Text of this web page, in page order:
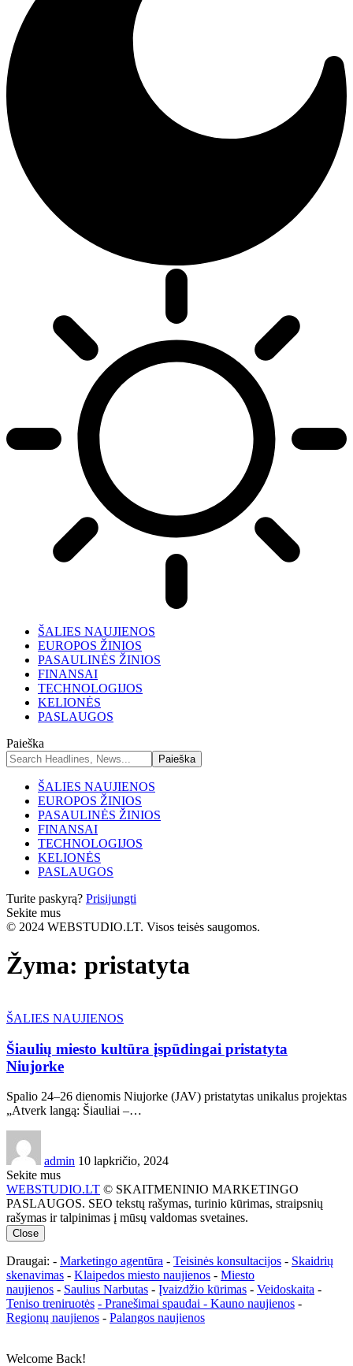
ŠALIES NAUJIENOS
EUROPOS ŽINIOS
PASAULINĖS ŽINIOS
FINANSAI
TECHNOLOGIJOS
KELIONĖS
PASLAUGOS
Paieška
ŠALIES NAUJIENOS
EUROPOS ŽINIOS
PASAULINĖS ŽINIOS
FINANSAI
TECHNOLOGIJOS
KELIONĖS
PASLAUGOS
Turite paskyrą? Prisijungti
Sekite mus
© 2024 WEBSTUDIO.LT. Visos teisės saugomos.
Žyma: pristatyta
ŠALIES NAUJIENOS
Šiaulių miesto kultūra įspūdingai pristatyta
Niujorke
Spalio 24–26 dienomis Niujorke (JAV) pristatytas unikalus projektas
„Atverk langą: Šiauliai –…
admin 10 lapkričio, 2024
Sekite mus
WEBSTUDIO.LT © SKAITMENINIO MARKETINGO
PASLAUGOS. SEO tekstų rašymas, turinio kūrimas, straipsnių
rašymas ir talpinimas į mūsų valdomas svetaines.
Close
Draugai: - Marketingo agentūra - Teisinės konsultacijos - Skaidrių
skenavimas - Klaipedos miesto naujienos - Miesto
naujienos - Saulius Narbutas - Įvaizdžio kūrimas - Veidoskaita -
Teniso treniruotės - Pranešimai spaudai - Kauno naujienos -
Regionų naujienos - Palangos naujienos
Welcome Back!